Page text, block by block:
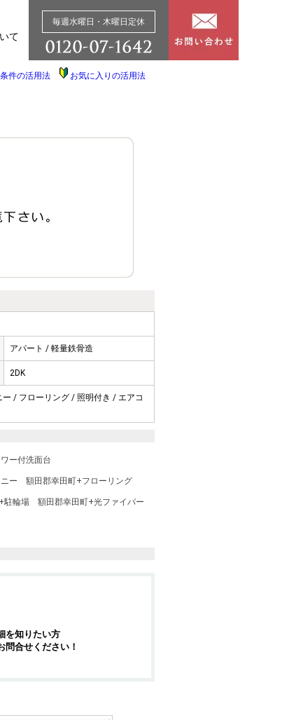
て
毎週水曜日・木曜日定休
件の活用法 お気に入りの活用法
アパート / 軽量鉄骨造
2DK
/ フローリング / 照明付き / エアコ
ー付洗面台
ー 額田郡幸田町+フローリング
駐輪場 額田郡幸田町+光ファイバー
を知りたい方
問合せください！